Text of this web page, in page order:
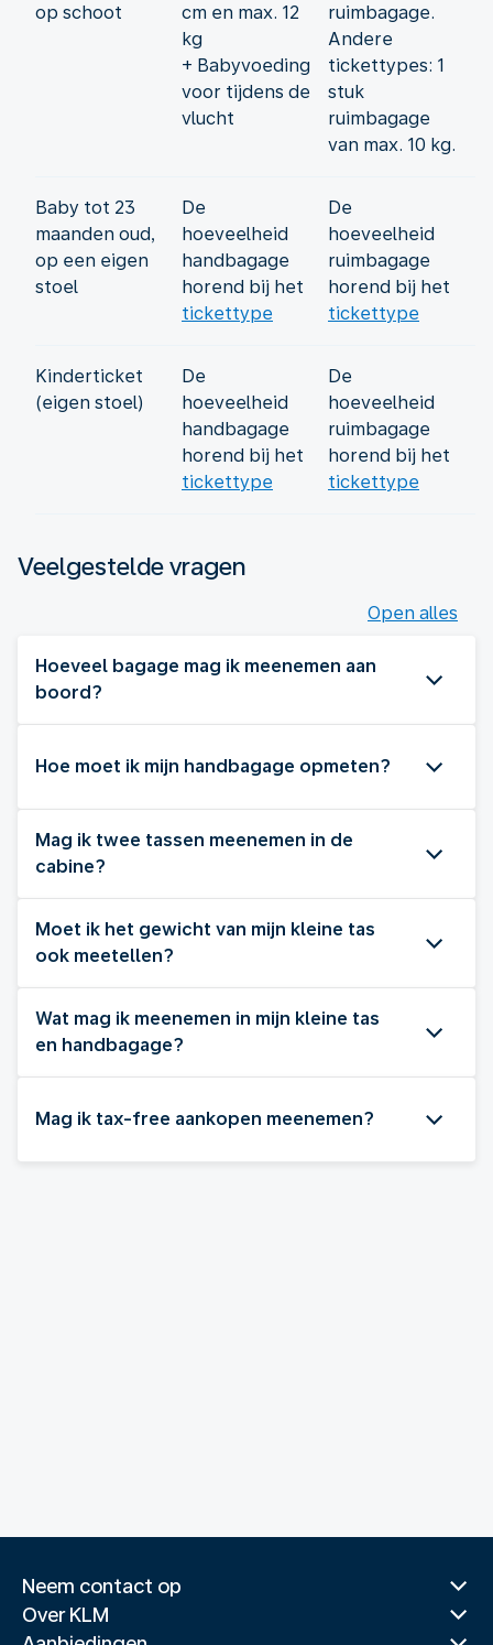
op schoot
cm en max. 12
kg
+ Babyvoeding
voor tijdens de
vlucht
ruimbagage.
Andere
tickettypes: 1
stuk
ruimbagage
van max. 10 kg.
Baby tot 23
maanden oud,
op een eigen
stoel
De
hoeveelheid
handbagage
horend bij het
tickettype
De
hoeveelheid
ruimbagage
horend bij het
tickettype
Kinderticket
(eigen stoel)
De
hoeveelheid
handbagage
horend bij het
tickettype
De
hoeveelheid
ruimbagage
horend bij het
tickettype
Veelgestelde vragen
Open alles
Hoeveel bagage mag ik meenemen aan
boord?
Hoe moet ik mijn handbagage opmeten?
Mag ik twee tassen meenemen in de
cabine?
Moet ik het gewicht van mijn kleine tas
ook meetellen?
Wat mag ik meenemen in mijn kleine tas
en handbagage?
Mag ik tax-free aankopen meenemen?
Neem contact op
Over KLM